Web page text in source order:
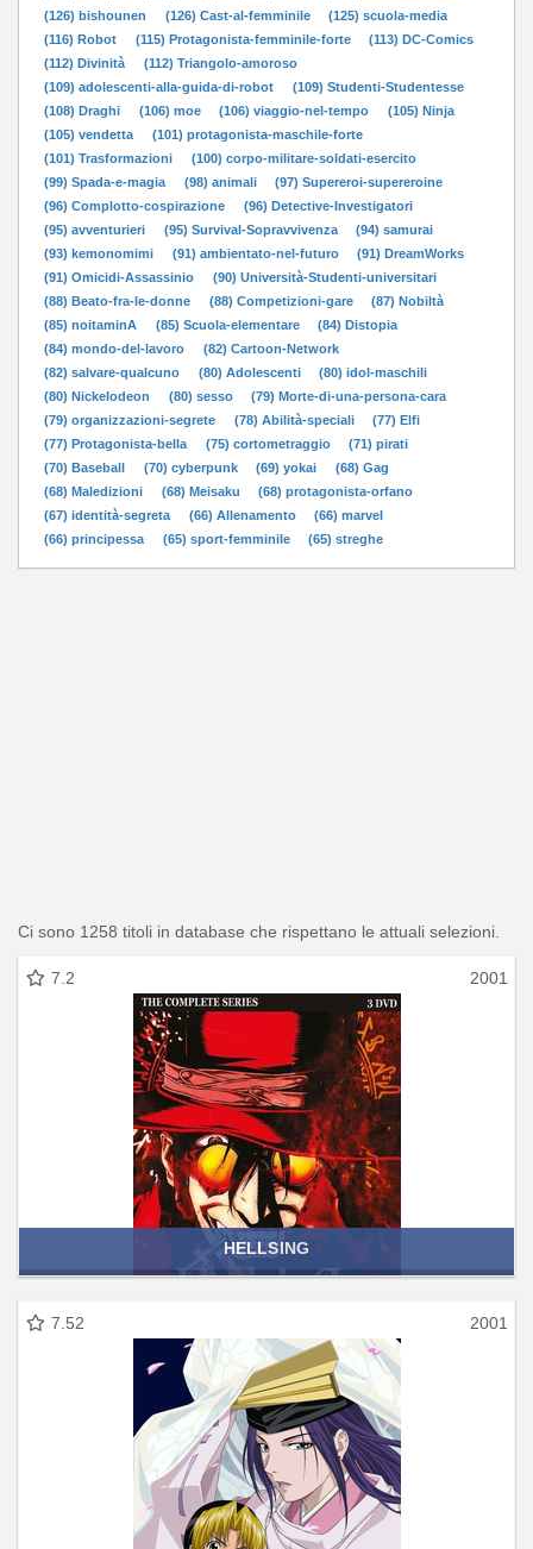
(126) bishounen
(126) Cast-al-femminile
(125) scuola-media
(116) Robot
(115) Protagonista-femminile-forte
(113) DC-Comics
(112) Divinità
(112) Triangolo-amoroso
(109) adolescenti-alla-guida-di-robot
(109) Studenti-Studentesse
(108) Draghi
(106) moe (106) viaggio-nel-tempo
(105) Ninja
(105) vendetta
(101) protagonista-maschile-forte
(101) Trasformazioni
(100) corpo-militare-soldati-esercito
(99) Spada-e-magia
(98) animali
(97) Supereroi-supereroine
(96) Complotto-cospirazione
(96) Detective-Investigatori
(95) avventurieri
(95) Survival-Sopravvivenza
(94) samurai
(93) kemonomimi
(91) ambientato-nel-futuro
(91) DreamWorks
(91) Omicidi-Assassinio
(90) Università-Studenti-universitari
(88) Beato-fra-le-donne
(88) Competizioni-gare
(87) Nobiltà
(85) noitaminA
(85) Scuola-elementare
(84) Distopia
(84) mondo-del-lavoro
(82) Cartoon-Network
(82) salvare-qualcuno
(80) Adolescenti
(80) idol-maschili
(80) Nickelodeon
(80) sesso
(79) Morte-di-una-persona-cara
(79) organizzazioni-segrete
(78) Abilità-speciali
(77) Elfi
(77) Protagonista-bella
(75) cortometraggio
(71) pirati
(70) Baseball
(70) cyberpunk (69) yokai
(68) Gag
(68) Maledizioni
(68) Meisaku
(68) protagonista-orfano
(67) identità-segreta
(66) Allenamento
(66) marvel
(66) principessa
(65) sport-femminile (65) streghe
Ci sono 1258 titoli in database che rispettano le attuali selezioni.
7.2 2001
HELLSING
7.52 2001